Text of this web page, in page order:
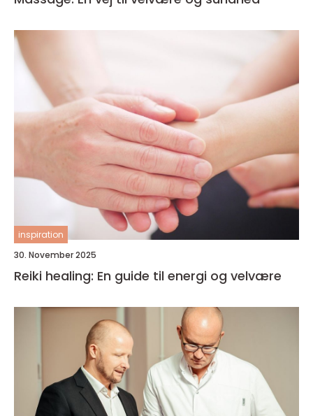
inspiration
30. November 2025
Reiki healing: En guide til energi og velvære